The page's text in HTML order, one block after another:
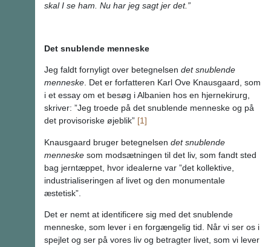
skal I se ham. Nu har jeg sagt jer det.”
Det snublende menneske
Jeg faldt fornyligt over betegnelsen det snublende
menneske. Det er forfatteren Karl Ove Knausgaard, som
i et essay om et besøg i Albanien hos en hjernekirurg,
skriver: ”Jeg troede på det snublende menneske og på
det provisoriske øjeblik” [1]
Knausgaard bruger betegnelsen det snublende
menneskesom modsætningen til det liv, som fandt sted
bag jerntæppet, hvor idealerne var ”det kollektive,
industrialiseringen af livet og den monumentale
æstetisk”.
Det er nemt at identificere sig med det snublende
menneske, som lever i en forgængelig tid. Når vi ser os i
spejlet og ser på vores liv og betragter livet, som vi lever